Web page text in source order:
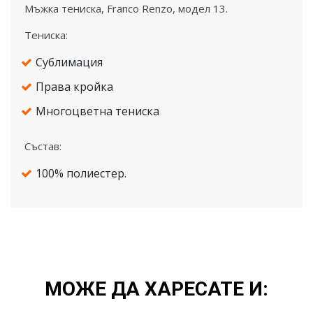
Mъжка тениска, Franco Renzo, модел 13.
Тениска:
Сублимация
Права кройка
Многоцветна тениска
Състав:
100% полиестер.
МОЖЕ ДА ХАРЕСАТЕ И: